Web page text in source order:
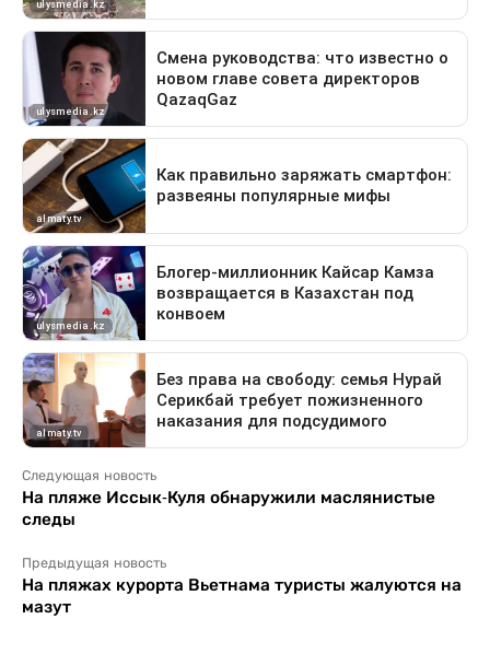
Следующая новость
На пляже Иссык-Куля обнаружили маслянистые
следы
Предыдущая новость
На пляжах курорта Вьетнама туристы жалуются на
мазут